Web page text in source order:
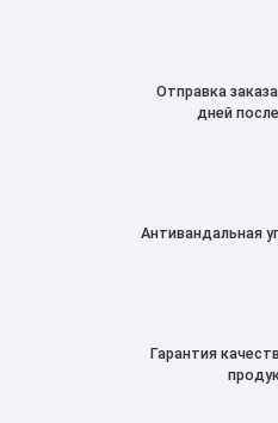
Отправка
дней
Антивандальная
Гарантия